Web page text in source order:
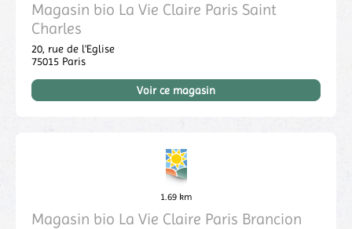
Magasin bio La Vie Claire Paris Saint
Charles
20, rue de l'Eglise
75015 Paris
Voir ce magasin
1.69 km
Magasin bio La Vie Claire Paris Brancion